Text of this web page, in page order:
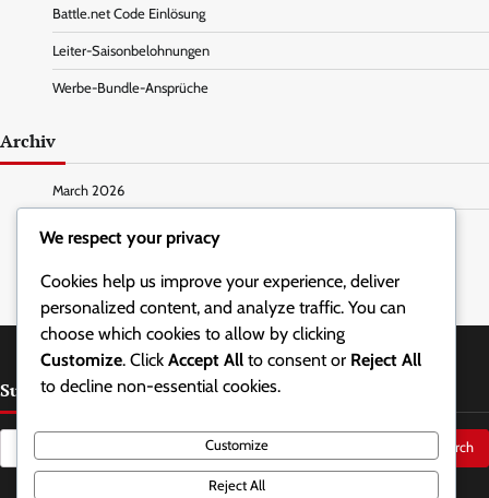
Battle.net Code Einlösung
Leiter-Saisonbelohnungen
Werbe-Bundle-Ansprüche
Archiv
March 2026
February 2026
Suche
Search
for:
We respect your privacy
Cookies help us improve your experience, deliver
personalized content, and analyze traffic. You can
choose which cookies to allow by clicking
Customize. Click Accept All to consent or Reject All
to decline non-essential cookies.
Customize
Reject All